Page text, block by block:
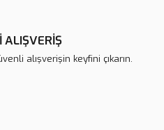
bulunuyor.
ALIŞVERİŞ
alışverişin keyfini çıkarın.